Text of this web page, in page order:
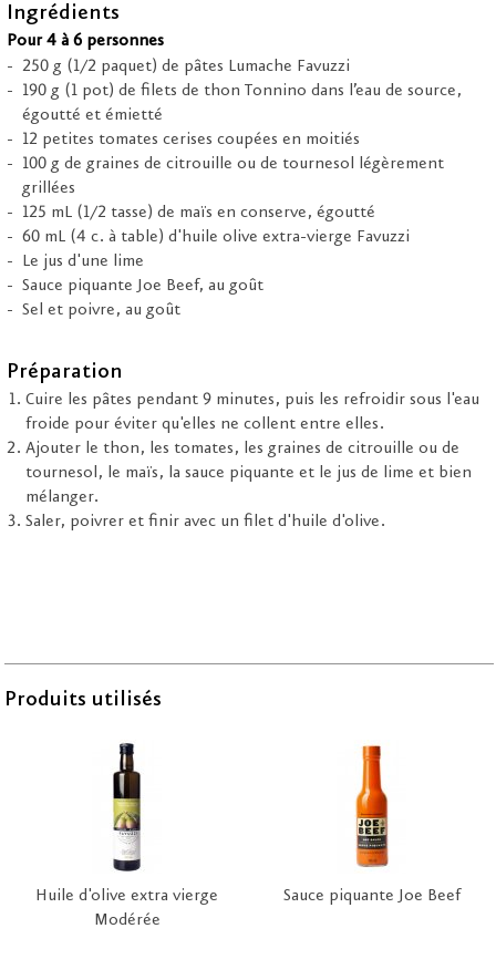
Ingrédients
Pour 4 à 6 personnes
250 g (1/2 paquet) de pâtes Lumache Favuzzi
190 g (1 pot) de filets de thon Tonnino dans l’eau de source,
égoutté et émietté
12 petites tomates cerises coupées en moitiés
100 g de graines de citrouille ou de tournesol légèrement
grillées
125 mL (1/2 tasse) de maïs en conserve, égoutté
60 mL (4 c. à table) d'huile olive extra-vierge Favuzzi
Le jus d'une lime
Sauce piquante Joe Beef, au goût
Sel et poivre, au goût
Préparation
Cuire les pâtes pendant 9 minutes, puis les refroidir sous l'eau
froide pour éviter qu'elles ne collent entre elles.
Ajouter le thon, les tomates, les graines de citrouille ou de
tournesol, le maïs, la sauce piquante et le jus de lime et bien
mélanger.
Saler, poivrer et finir avec un filet d'huile d'olive.
Produits utilisés
Huile d'olive extra vierge
Modérée
Sauce piquante Joe Beef